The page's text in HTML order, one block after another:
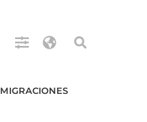
MIGRACIONES